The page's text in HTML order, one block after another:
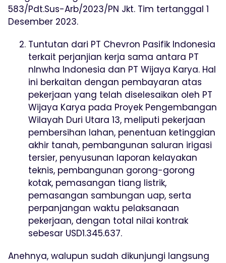
583/Pdt.Sus-Arb/2023/PN Jkt. Tim tertanggal 1
Desember 2023.
Tuntutan dari PT Chevron Pasifik Indonesia
terkait perjanjian kerja sama antara PT
nInwha Indonesia dan PT Wijaya Karya. Hal
ini berkaitan dengan pembayaran atas
pekerjaan yang telah diselesaikan oleh PT
Wijaya Karya pada Proyek Pengembangan
Wilayah Duri Utara 13, meliputi pekerjaan
pembersihan lahan, penentuan ketinggian
akhir tanah, pembangunan saluran irigasi
tersier, penyusunan laporan kelayakan
teknis, pembangunan gorong-gorong
kotak, pemasangan tiang listrik,
pemasangan sambungan uap, serta
perpanjangan waktu pelaksanaan
pekerjaan, dengan total nilai kontrak
sebesar USD1.345.637.
Anehnya, walupun sudah dikunjungi langsung